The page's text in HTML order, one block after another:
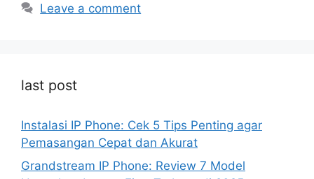
Leave a comment
last post
Instalasi IP Phone: Cek 5 Tips Penting agar
Pemasangan Cepat dan Akurat
Grandstream IP Phone: Review 7 Model